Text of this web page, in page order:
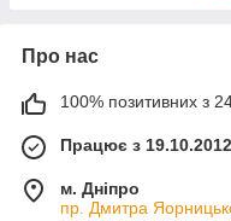
Про нас
100% позитивних з
Працює з 19.10.2012
м. Дніпро
пр. Дмитра